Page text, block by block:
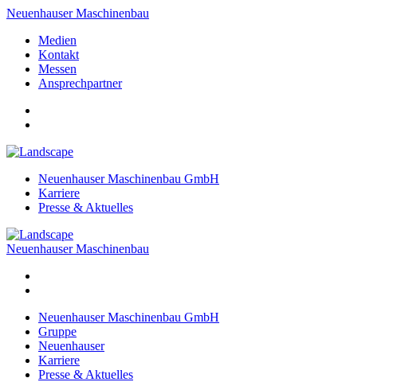
Neuenhauser Maschinenbau
Medien
Kontakt
Messen
Ansprechpartner
Neuenhauser Maschinenbau GmbH
Karriere
Presse & Aktuelles
Neuenhauser Maschinenbau
Neuenhauser Maschinenbau GmbH
Gruppe
Neuenhauser
Karriere
Presse & Aktuelles